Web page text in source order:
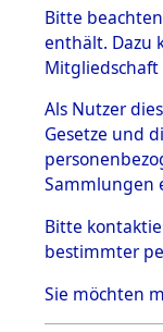
BESTÄNDE
1.
mente
5.
5.3
5.3.1
zu
en
5.3.2
Bitte
enthält. Dazu
Als Nutzer
Gesetze und
Sammlungen
Bitte
bestimmter
Sie möchten